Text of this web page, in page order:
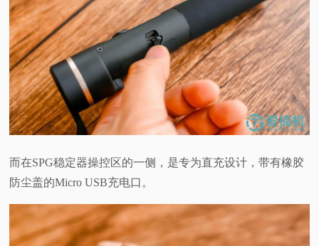
而在SPG稳定器操控区的一侧，是专为直充设计，带有橡胶
防尘盖的Micro USB充电口。